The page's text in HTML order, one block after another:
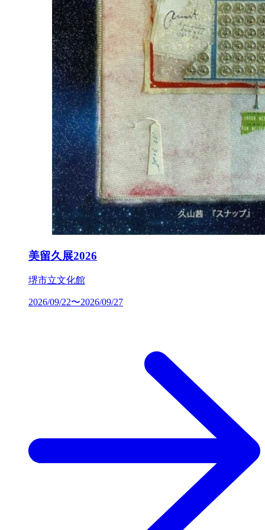
美留久展2026
堺市立文化館
2026/09/22〜2026/09/27